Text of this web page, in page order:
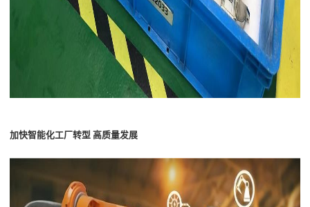
加快智能化工厂转型 高质量发展